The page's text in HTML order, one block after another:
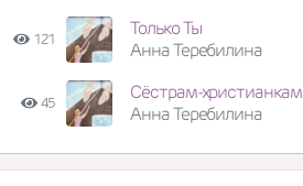
121
Только Ты
Анна Теребилина
45
Сёстрам-христианкам
Анна Теребилина